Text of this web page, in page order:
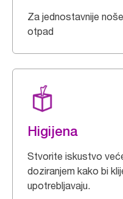
Za jednostavnije
otpad
Higijena
Stvorite iskustvo
doziranjem kako bi
upotrebljavaju.